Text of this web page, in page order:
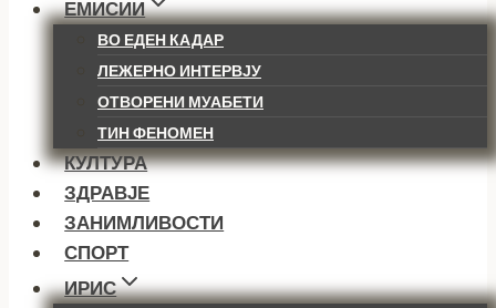
ЕМИСИИ
ВО ЕДЕН КАДАР
ЛЕЖЕРНО ИНТЕРВЈУ
ОТВОРЕНИ МУАБЕТИ
ТИН ФЕНОМЕН
КУЛТУРА
ЗДРАВЈЕ
ЗАНИМЛИВОСТИ
СПОРТ
ИРИС